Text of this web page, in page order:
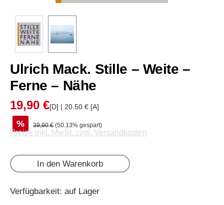
Ulrich Mack. Stille – Weite –
Ferne – Nähe
19,90 €[D] | 20.50 € [A]
% 39,90 € (50.13% gespart)
Preise inkl. MwSt. zzgl. Versandkosten
In den Warenkorb
Verfügbarkeit: auf Lager